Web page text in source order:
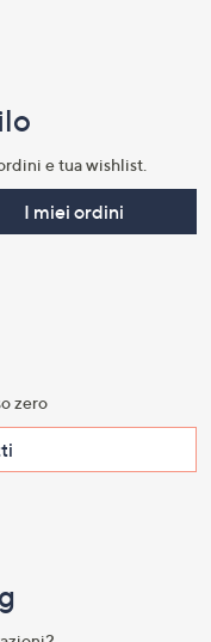
e tua wishlist.​
I miei ordini
zero​